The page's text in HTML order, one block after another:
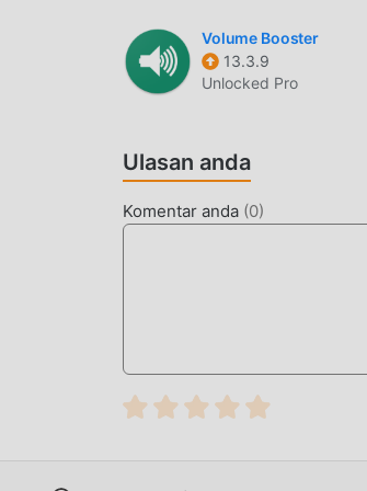
Volume Booster
13.3.9
Unlocked Pro
Ulasan anda
Komentar anda (0)